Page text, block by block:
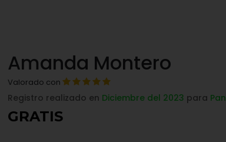
Amanda Montero
Valorado con
Registro realizado en Diciembre del 2023 para
GRATIS